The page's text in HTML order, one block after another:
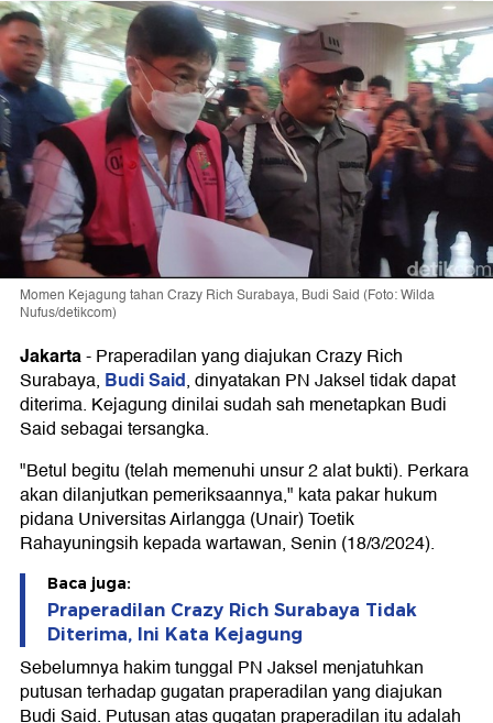
Momen Kejagung tahan Crazy Rich Surabaya, Budi Said (Foto: Wilda
Nufus/detikcom)
Jakarta-Praperadilan yang diajukan Crazy Rich
Surabaya, Budi Said, dinyatakan PN Jaksel tidak dapat
diterima. Kejagung dinilai sudah sah menetapkan Budi
Said sebagai tersangka.
"Betul begitu (telah memenuhi unsur 2 alat bukti). Perkara
akan dilanjutkan pemeriksaannya," kata pakar hukum
pidana Universitas Airlangga (Unair) Toetik
Rahayuningsih kepada wartawan, Senin (18/3/2024).
Baca juga:
Praperadilan Crazy Rich Surabaya Tidak
Diterima, Ini Kata Kejagung
Sebelumnya hakim tunggal PN Jaksel menjatuhkan
putusan terhadap gugatan praperadilan yang diajukan
Budi Said. Putusan atas gugatan praperadilan itu adalah